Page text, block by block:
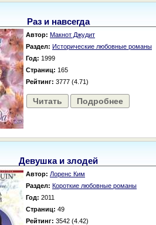
Раз и навсегда
Автор: Макнот Джудит
Раздел: Исторические любовные романы
Год: 1999
Страниц: 165
Рейтинг: 3777 (4.71)
Читать Подробнее
Девушка и злодей
Автор: Лоренс Ким
Раздел: Короткие любовные романы
Год: 2011
Страниц: 49
Рейтинг: 3542 (4.42)